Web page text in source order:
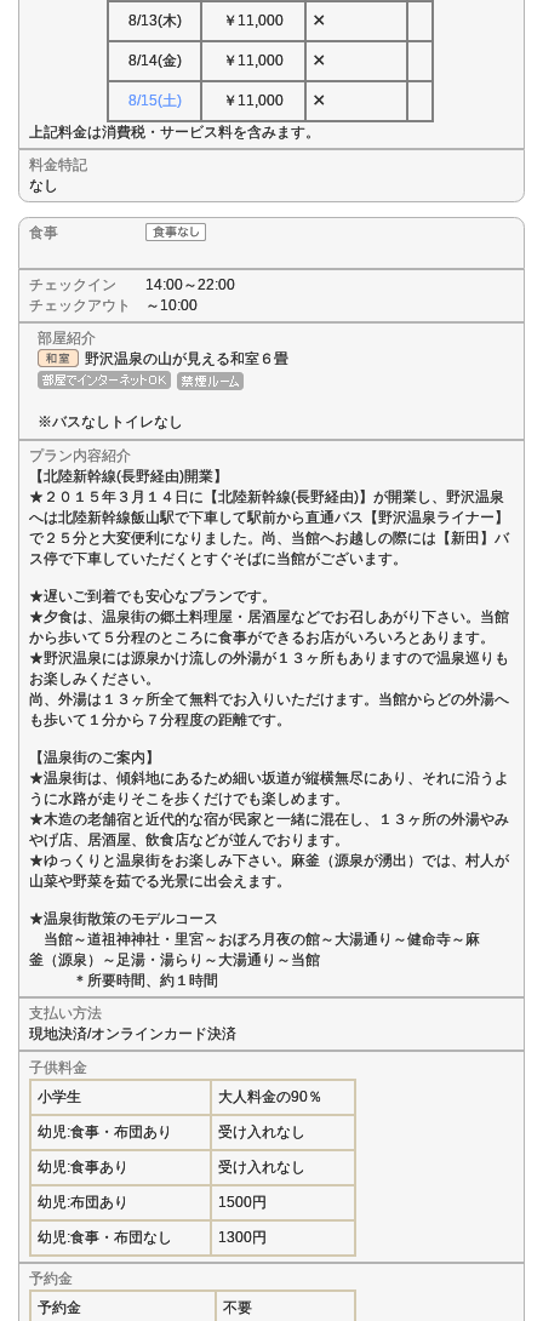
8/13(木) ￥11,000 ×
8/14(金) ￥11,000 ×
8/15(土) ￥11,000 ×
上記料金は消費税・サービス料を含みます。
料金特記
なし
食事
チェックイン
14:00～22:00
チェックアウト
～10:00
部屋紹介
野沢温泉の山が見える和室６畳
※バスなしトイレなし
プラン内容紹介
【北陸新幹線(長野経由)開業】
★２０１５年３月１４日に【北陸新幹線(長野経由)】が開業し、野沢温泉
へは北陸新幹線飯山駅で下車して駅前から直通バス【野沢温泉ライナー】
で２５分と大変便利になりました。尚、当館へお越しの際には【新田】バ
ス停で下車していただくとすぐそばに当館がございます。
★遅いご到着でも安心なプランです。
★夕食は、温泉街の郷土料理屋・居酒屋などでお召しあがり下さい。当館
から歩いて５分程のところに食事ができるお店がいろいろとあります。
★野沢温泉には源泉かけ流しの外湯が１３ヶ所もありますので温泉巡りも
お楽しみください。
尚、外湯は１３ヶ所全て無料でお入りいただけます。当館からどの外湯へ
も歩いて１分から７分程度の距離です。
【温泉街のご案内】
★温泉街は、傾斜地にあるため細い坂道が縦横無尽にあり、それに沿うよ
うに水路が走りそこを歩くだけでも楽しめます。
★木造の老舗宿と近代的な宿が民家と一緒に混在し、１３ヶ所の外湯やみ
やげ店、居酒屋、飲食店などが並んでおります。
★ゆっくりと温泉街をお楽しみ下さい。麻釜（源泉が湧出）では、村人が
山菜や野菜を茹でる光景に出会えます。
★温泉街散策のモデルコース
当館～道祖神神社・里宮～おぼろ月夜の館～大湯通り～健命寺～麻
釜（源泉）～足湯・湯らり～大湯通り～当館
＊所要時間、約１時間
支払い方法
現地決済/オンラインカード決済
子供料金
小学生
大人料金の90％
幼児:食事・布団あり 受け入れなし
幼児:食事あり 受け入れなし
幼児:布団あり 1500円
幼児:食事・布団なし 1300円
予約金
予約金
不要